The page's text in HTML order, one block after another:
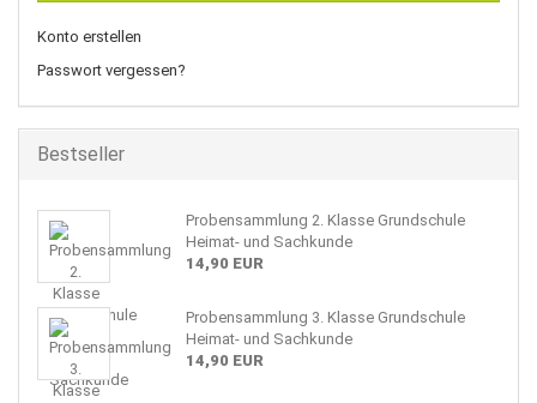
Konto erstellen
Passwort vergessen?
Bestseller
Probensammlung 2. Klasse Grundschule
Heimat- und Sachkunde
14,90 EUR
Probensammlung 3. Klasse Grundschule
Heimat- und Sachkunde
14,90 EUR